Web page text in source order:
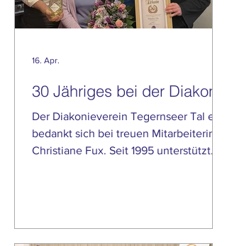
30 Jähriges bei der Diakonie
Der Diakonieverein Tegernseer Tal e.V.
bedankt sich bei treuen Mitarbeiterin
Christiane Fux. Seit 1995 unterstützt
16. Apr.